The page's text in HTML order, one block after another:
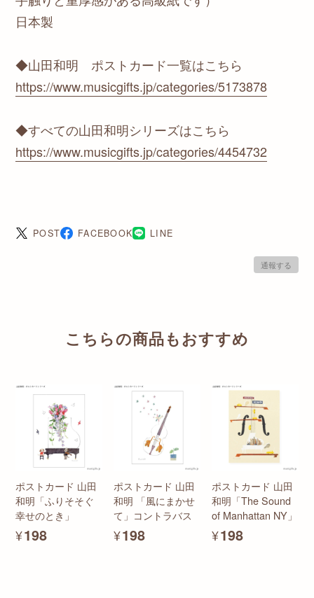
日本製
◆山田和明 ポストカード一覧はこちら
https://www.musicgifts.jp/categories/5173878
◆すべての山田和明シリーズはこちら
https://www.musicgifts.jp/categories/4454732
POST FACEBOOK LINE
通報する
こちらの商品もおすすめ
ポストカード 山田
和明「ふりそそぐ
幸せのとき」
¥198
ポストカード 山田
和明 「風にまかせ
て」コントラバス
¥198
ポストカード 山田
和明「The Sound
of Manhattan NY」
¥198